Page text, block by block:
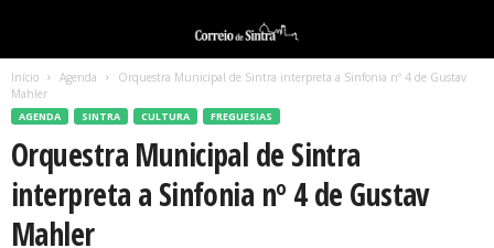
Início Agenda
Orquestra Municipal de Sintra interpreta a Sinfonia nº 4 de Gustav
Mahler
AGENDA SINTRA CULTURA FREGUESIAS
Orquestra Municipal de Sintra
interpreta a Sinfonia nº 4 de Gustav
Mahler